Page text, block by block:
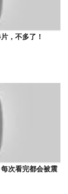
，不多了！
次看完都会被震